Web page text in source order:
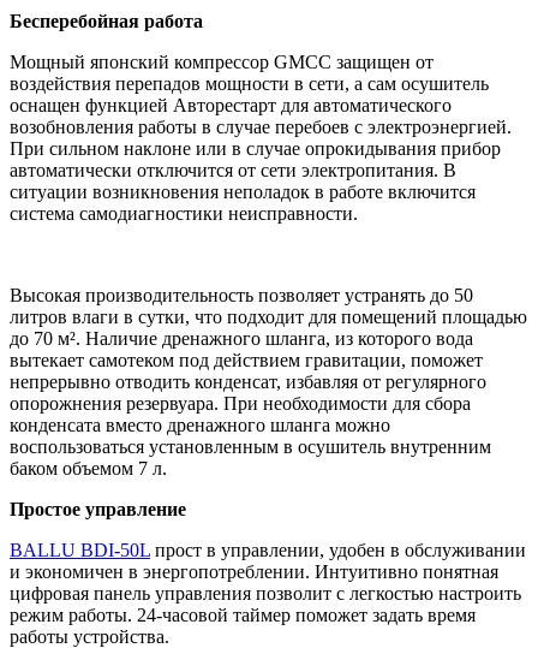
Бесперебойная работа
Мощный японский компрессор GMCC защищен от
воздействия перепадов мощности в сети, а сам осушитель
оснащен функцией Авторестарт для автоматического
возобновления работы в случае перебоев с электроэнергией.
При сильном наклоне или в случае опрокидывания прибор
автоматически отключится от сети электропитания. В
ситуации возникновения неполадок в работе включится
система самодиагностики неисправности.
Высокая производительность позволяет устранять до 50
литров влаги в сутки, что подходит для помещений площадью
до 70 м². Наличие дренажного шланга, из которого вода
вытекает самотеком под действием гравитации, поможет
непрерывно отводить конденсат, избавляя от регулярного
опорожнения резервуара. При необходимости для сбора
конденсата вместо дренажного шланга можно
воспользоваться установленным в осушитель внутренним
баком объемом 7 л.
Простое управление
BALLU BDI-50L прост в управлении, удобен в обслуживании
и экономичен в энергопотреблении. Интуитивно понятная
цифровая панель управления позволит с легкостью настроить
режим работы. 24-часовой таймер поможет задать время
работы устройства.